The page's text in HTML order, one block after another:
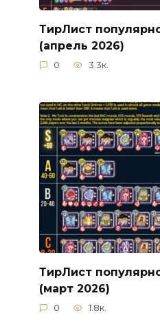
ТирЛист
(апрель 2026)
0 3.3к.
ТирЛист
(март 2026)
0 1.8к.